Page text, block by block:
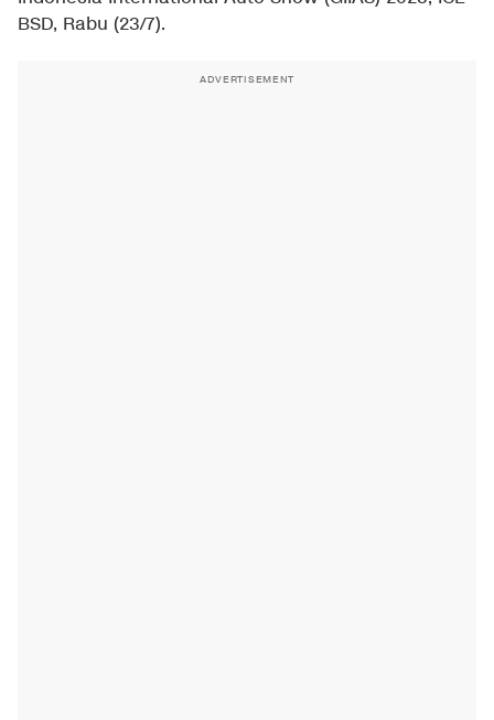
BSD, Rabu (23/7).
ADVERTISEMENT